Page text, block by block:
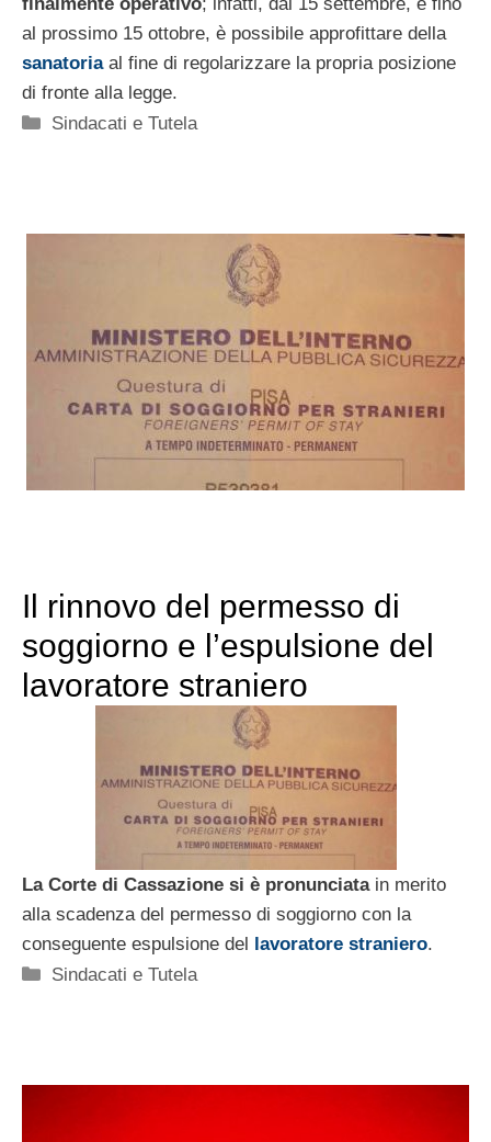
finalmente operativo; infatti, dal 15 settembre, e fino
al prossimo 15 ottobre, è possibile approfittare della
sanatoriaal fine di regolarizzare la propria posizione
di fronte alla legge.
Categorie
Sindacati e Tutela
Il rinnovo del permesso di
soggiorno e l’espulsione del
lavoratore straniero
La Corte di Cassazione si è pronunciatain merito
alla scadenza del permesso di soggiorno con la
conseguente espulsione del
lavoratore straniero.
Categorie
Sindacati e Tutela